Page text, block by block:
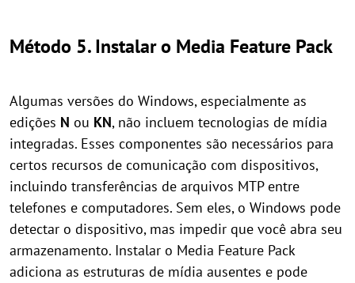
Método 5. Instalar o Media Feature Pack
Algumas versões do Windows, especialmente as
edições N ou KN, não incluem tecnologias de mídia
integradas. Esses componentes são necessários para
certos recursos de comunicação com dispositivos,
incluindo transferências de arquivos MTP entre
telefones e computadores. Sem eles, o Windows pode
detectar o dispositivo, mas impedir que você abra seu
armazenamento. Instalar o Media Feature Pack
adiciona as estruturas de mídia ausentes e pode